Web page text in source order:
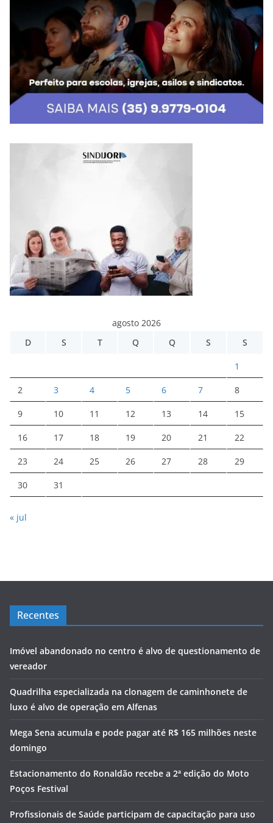
agosto 2026
D
S T Q Q S S
1
2 3 4 5 6 7 8
9 10 11 12 13 14 15
16 17 18 19 20 21 22
23 24 25 26 27 28 29
30 31
« jul
Recentes
Imóvel abandonado no centro é alvo de questionamento de
vereador
Quadrilha especializada na clonagem de caminhonete de
luxo é alvo de operação em Alfenas
Mega Sena acumula e pode pagar até R$ 165 milhões neste
domingo
Estacionamento do Ronaldão recebe a 2ª edição do Moto
Poços Festival
Profissionais de Saúde participam de capacitação para uso